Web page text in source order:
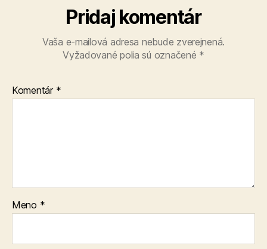
Pridaj komentár
Vaša e-mailová adresa nebude zverejnená.
Vyžadované polia sú označené *
Komentár *
Meno *